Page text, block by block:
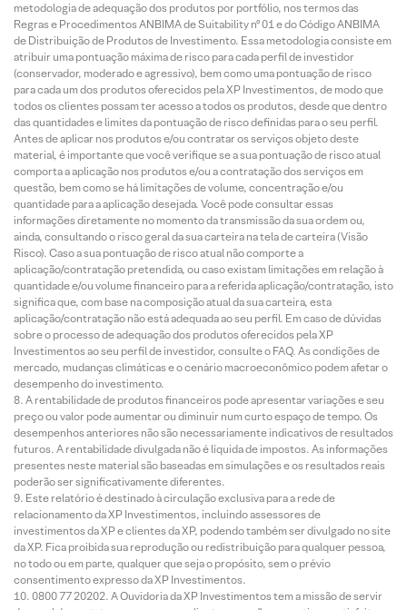
metodologia de adequação dos produtos por portfólio, nos termos das
Regras e Procedimentos ANBIMA de Suitability nº 01 e do Código ANBIMA
de Distribuição de Produtos de Investimento. Essa metodologia consiste em
atribuir uma pontuação máxima de risco para cada perfil de investidor
(conservador, moderado e agressivo), bem como uma pontuação de risco
para cada um dos produtos oferecidos pela XP Investimentos, de modo que
todos os clientes possam ter acesso a todos os produtos, desde que dentro
das quantidades e limites da pontuação de risco definidas para o seu perfil.
Antes de aplicar nos produtos e/ou contratar os serviços objeto deste
material, é importante que você verifique se a sua pontuação de risco atual
comporta a aplicação nos produtos e/ou a contratação dos serviços em
questão, bem como se há limitações de volume, concentração e/ou
quantidade para a aplicação desejada. Você pode consultar essas
informações diretamente no momento da transmissão da sua ordem ou,
ainda, consultando o risco geral da sua carteira na tela de carteira (Visão
Risco). Caso a sua pontuação de risco atual não comporte a
aplicação/contratação pretendida, ou caso existam limitações em relação à
quantidade e/ou volume financeiro para a referida aplicação/contratação, isto
significa que, com base na composição atual da sua carteira, esta
aplicação/contratação não está adequada ao seu perfil. Em caso de dúvidas
sobre o processo de adequação dos produtos oferecidos pela XP
Investimentos ao seu perfil de investidor, consulte o FAQ. As condições de
mercado, mudanças climáticas e o cenário macroeconômico podem afetar o
desempenho do investimento.
A rentabilidade de produtos financeiros pode apresentar variações e seu
preço ou valor pode aumentar ou diminuir num curto espaço de tempo. Os
desempenhos anteriores não são necessariamente indicativos de resultados
futuros. A rentabilidade divulgada não é líquida de impostos. As informações
presentes neste material são baseadas em simulações e os resultados reais
poderão ser significativamente diferentes.
Este relatório é destinado à circulação exclusiva para a rede de
relacionamento da XP Investimentos, incluindo assessores de
investimentos da XP e clientes da XP, podendo também ser divulgado no site
da XP. Fica proibida sua reprodução ou redistribuição para qualquer pessoa,
no todo ou em parte, qualquer que seja o propósito, sem o prévio
consentimento expresso da XP Investimentos.
0800 77 20202. A Ouvidoria da XP Investimentos tem a missão de servir